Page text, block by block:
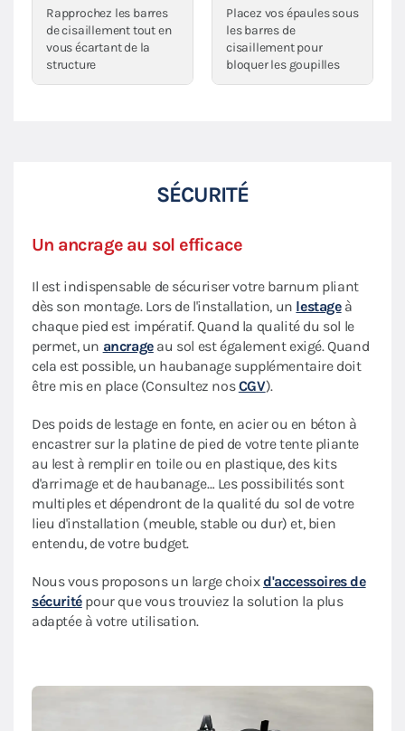
Rapprochez les barres
de cisaillement tout en
vous écartant de la
structure
Placez vos épaules sous
les barres de
cisaillement pour
bloquer les goupilles
SÉCURITÉ
Un ancrage au sol efficace
Il est indispensable de sécuriser votre barnum pliant
dès son montage. Lors de l'installation, un lestageà
chaque pied est impératif. Quand la qualité du sol le
permet, un ancrageau sol est également exigé. Quand
cela est possible, un haubanage supplémentaire doit
être mis en place (Consultez nosCGV).
Des poids de lestage en fonte, en acier ou en béton à
encastrer sur la platine de pied de votre tente pliante
au lest à remplir en toile ou en plastique, des kits
d'arrimage et de haubanage… Les possibilités sont
multiples et dépendront de la qualité du sol de votre
lieu d'installation (meuble, stable ou dur) et, bien
entendu, de votre budget.
Nous vous proposons un large choixd'accessoires de
sécuritépour que vous trouviez la solution la plus
adaptée à votre utilisation.